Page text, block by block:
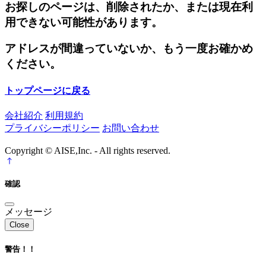
お探しのページは、削除されたか、または現在利
用できない可能性があります。
アドレスが間違っていないか、もう一度お確かめ
ください。
トップページに戻る
会社紹介 利用規約
プライバシーポリシー お問い合わせ
Copyright © AISE,Inc. - All rights reserved.
確認
メッセージ
Close
警告！！